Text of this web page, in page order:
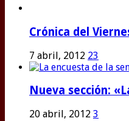
Crónica del
7 abril, 2012 23
Nueva sección:
20 abril, 2012 3